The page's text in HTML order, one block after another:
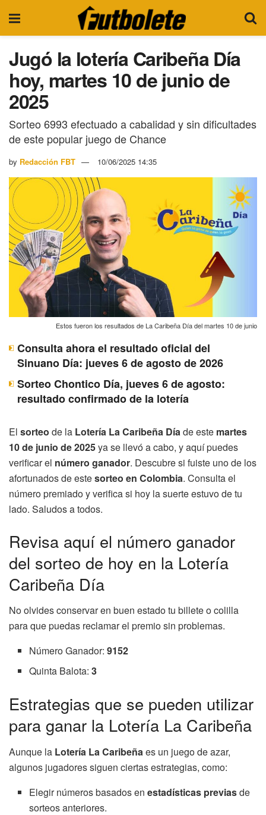
Jugó la lotería Caribeña Día
hoy, martes 10 de junio de
2025
Sorteo 6993 efectuado a cabalidad y sin dificultades
de este popular juego de Chance
by Redacción FBT 10/06/2025 14:35
Estos fueron los resultados de La Caribeña Día del martes 10 de junio
Consulta ahora el resultado oficial del
Sinuano Día: jueves 6 de agosto de 2026
Sorteo Chontico Día, jueves 6 de agosto:
resultado confirmado de la lotería
El sorteo de la Lotería La Caribeña Díade este martes
10 de junio de 2025ya se llevó a cabo, y aquí puedes
verificar el número ganador. Descubre si fuiste uno de los
afortunados de estesorteo en Colombia. Consulta el
número premiado y verifica si hoy la suerte estuvo de tu
lado. Saludos a todos.
Revisa aquí el número ganador
del sorteo de hoy en la Lotería
Caribeña Día
No olvides conservar en buen estado tu billete o colilla
para que puedas reclamar el premio sin problemas.
Número Ganador:9152
Quinta Balota:3
Estrategias que se pueden utilizar
para ganar la Lotería La Caribeña
Aunque la Lotería La Caribeñaes un juego de azar,
algunos jugadores siguen ciertas estrategias, como:
Elegir números basados enestadísticas previasde
sorteos anteriores.